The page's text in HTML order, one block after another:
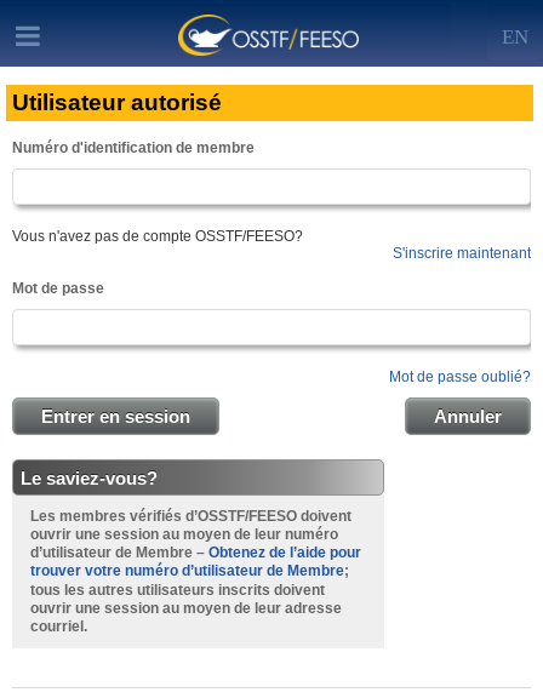
EN
Utilisateur autorisé
Numéro d'identification de membre
Vous n'avez pas de compte OSSTF/FEESO?
S'inscrire maintenant
Mot de passe
Mot de passe oublié?
Annuler
Entrer en session
Le saviez-vous?
Les membres vérifiés d’OSSTF/FEESO doivent
ouvrir une session au moyen de leur numéro
d’utilisateur de Membre – Obtenez de l’aide pour
trouver votre numéro d’utilisateur de Membre;
tous les autres utilisateurs inscrits doivent
ouvrir une session au moyen de leur adresse
courriel.